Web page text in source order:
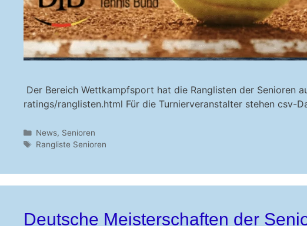
Der Bereich Wettkampfsport hat die Ranglisten der
ratings/ranglisten.html Für die Turnierveranstalter stehen csv-
Kategorien
News, Senioren
Schlagwörter
Rangliste Senioren
Deutsche Meisterschaften der